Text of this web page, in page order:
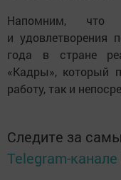
Напомним, что
и удовлетворения
года в стране
«Кадры», который
работу, так и
Следите за
Telegram-канале